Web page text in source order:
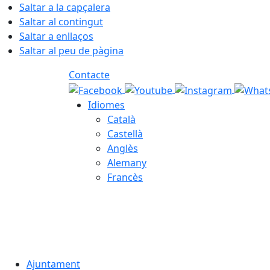
Saltar a la capçalera
Saltar al contingut
Saltar a enllaços
Saltar al peu de pàgina
Contacte
Idiomes
Català
Castellà
Anglès
Alemany
Francès
Ajuntament